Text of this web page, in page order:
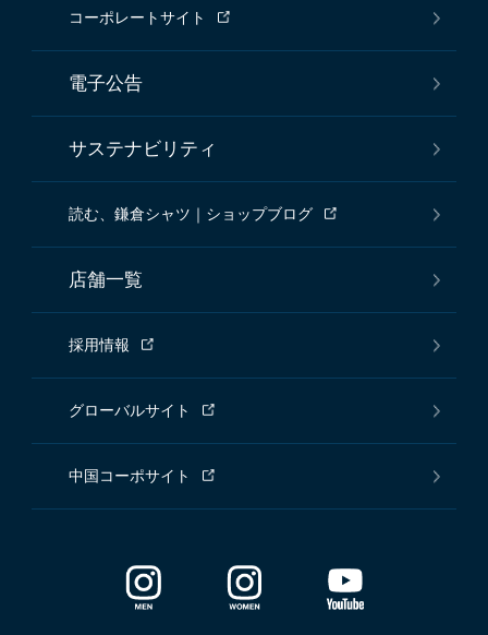
コーポレートサイト
電子公告
サステナビリティ
読む、鎌倉シャツ｜ショップブログ
店舗一覧
採用情報
グローバルサイト
中国コーポサイト